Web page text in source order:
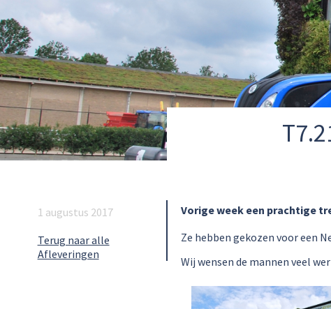
1 augustus 2017
Terug naar alle
Afleveringen
Vorige week een prachtige
Ze hebben gekozen voor een
Wij wensen de mannen veel